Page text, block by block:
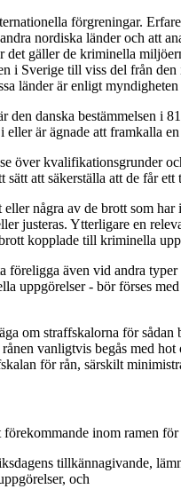
förgreningar.
nordiska länder och att
det gäller de kriminella
i Sverige till viss del från
länder är enligt
den danska bestämmelsen i
är ägnade att framkalla
över kvalifikationsgrunder
att säkerställa att de får
eller några av de brott som
justeras. Ytterligare en
kopplade till kriminella
föreligga även vid andra
uppgörelser - bör förses
om straffskalorna för
vanligtvis begås med
för rån, särskilt
inom ramen
tillkännagivande,
och